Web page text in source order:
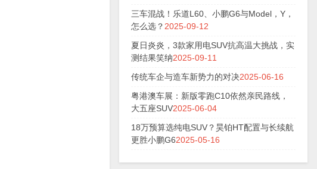
三车混战！乐道L60、小鹏G6与Model，Y，
怎么选？ 2025-09-12
夏日炎炎，3款家用电SUV抗高温大挑战，实
测结果笑纳2025-09-11
传统车企与造车新势力的对决2025-06-16
粤港澳车展：新版零跑C10依然亲民路线，
大五座SUV2025-06-04
18万预算选纯电SUV？昊铂HT配置与长续航
更胜小鹏G62025-05-16